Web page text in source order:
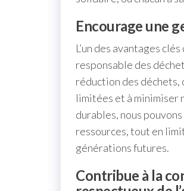
Encourage une
L’un des avantages
responsable des
réduction des
limitées et à minimiser
durables, nous
ressources, tout en
générations futures.
Contribue à la